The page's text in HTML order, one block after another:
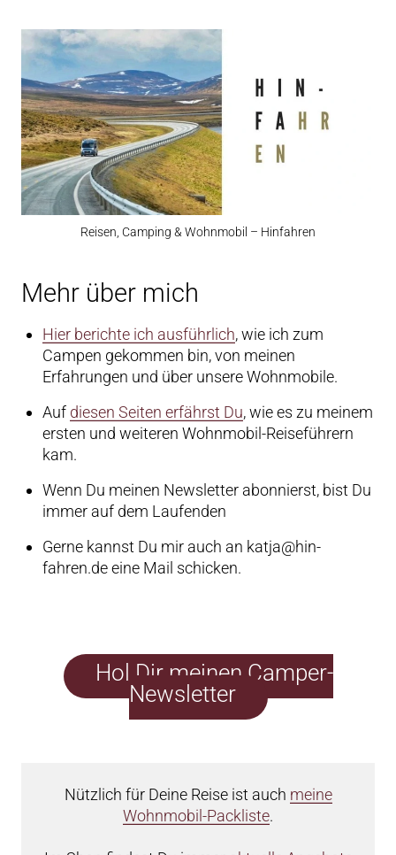
Reisen, Camping & Wohnmobil – Hinfahren
Mehr über mich
Hier berichte ich ausführlich, wie ich zum
Campen gekommen bin, von meinen
Erfahrungen und über unsere Wohnmobile.
Auf diesen Seiten erfährst Du, wie es zu meinem
ersten und weiteren Wohnmobil-Reiseführern
kam.
Wenn Du meinen Newsletter abonnierst, bist Du
immer auf dem Laufenden
Gerne kannst Du mir auch an katja@hin-
fahren.de eine Mail schicken.
Hol Dir meinen Camper-
Newsletter
Nützlich für Deine Reise ist auch meine
Wohnmobil-Packliste.